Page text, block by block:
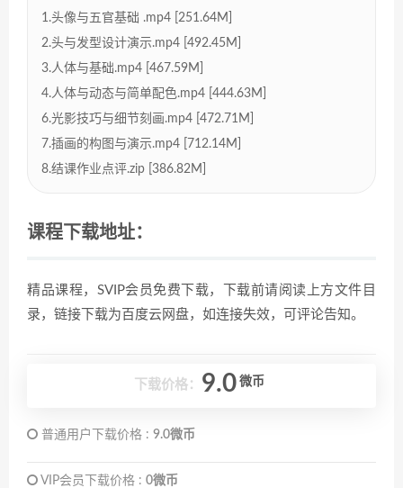
1.头像与五官基础 .mp4 [251.64M]
2.头与发型设计演示.mp4 [492.45M]
3.人体与基础.mp4 [467.59M]
4.人体与动态与简单配色.mp4 [444.63M]
6.光影技巧与细节刻画.mp4 [472.71M]
7.插画的构图与演示.mp4 [712.14M]
8.结课作业点评.zip [386.82M]
课程下载地址：
精品课程，SVIP会员免费下载，下载前请阅读上方文件目
录，链接下载为百度云网盘，如连接失效，可评论告知。
下载价格： 9.0 微币
普通用户下载价格 : 9.0微币
VIP会员下载价格 : 0微币